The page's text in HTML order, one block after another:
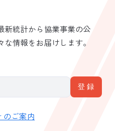
新統計から協業事業の公
情報をお届けします。
のご案内